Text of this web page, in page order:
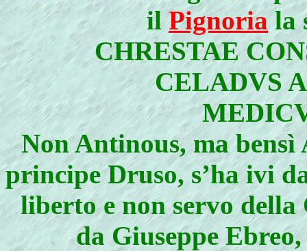
ilPignoriala
CHRESTAE
CELADVS
Non Antinous, ma bensì
principe Druso, s’ha ivi
liberto e non servo della
da Giuseppe